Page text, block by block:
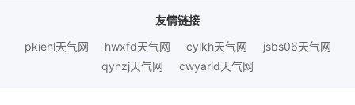
友情链接
pkienl天气网
hwxfd天气网 cylkh天气网
jsbs06天气网
qynzj天气网
cwyarid天气网